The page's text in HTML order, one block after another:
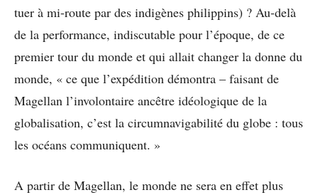
tuer à mi-route par des indigènes philippins) ? Au-delà
de la performance, indiscutable pour l’époque, de ce
premier tour du monde et qui allait changer la donne du
monde, « ce que l’expédition démontra – faisant de
Magellan l’involontaire ancêtre idéologique de la
globalisation, c’est la circumnavigabilité du globe : tous
les océans communiquent. »
A partir de Magellan, le monde ne sera en effet plus